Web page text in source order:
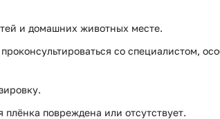
и домашних животных месте.
со специалистом,
повреждена или отсутствует.